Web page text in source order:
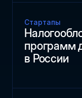
Стартапы
программ
в России